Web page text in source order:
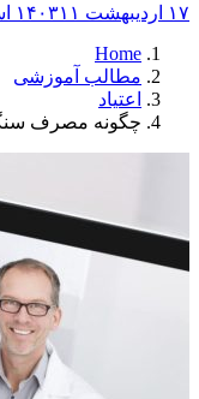
۱۷ اردیبهشت ۱۴۰۳ ۱۱ اسفند ۱۴۰۲
Home
مطالب آموزشی
اعتیاد
چگونه مصرف